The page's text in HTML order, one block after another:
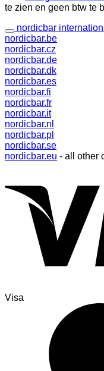
te zien en geen btw te
nordicbar
nordicbar.be
nordicbar.cz
nordicbar.de
nordicbar.dk
nordicbar.es
nordicbar.fi
nordicbar.fr
nordicbar.it
nordicbar.nl
nordicbar.pl
nordicbar.se
nordicbar.eu - all other
Visa